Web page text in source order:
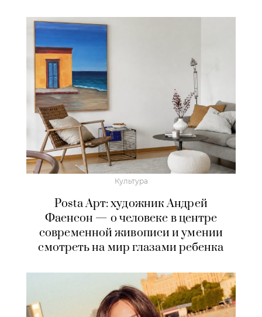
Культура
Posta Арт: художник Андрей
Фаенсон — о человеке в центре
современной живописи и умении
смотреть на мир глазами ребенка